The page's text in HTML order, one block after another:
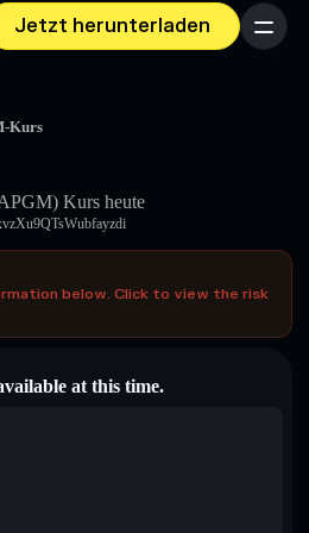
Jetzt herunterladen Menü
Kurs
Kurs heute
below. Click to view the risk
at this time.